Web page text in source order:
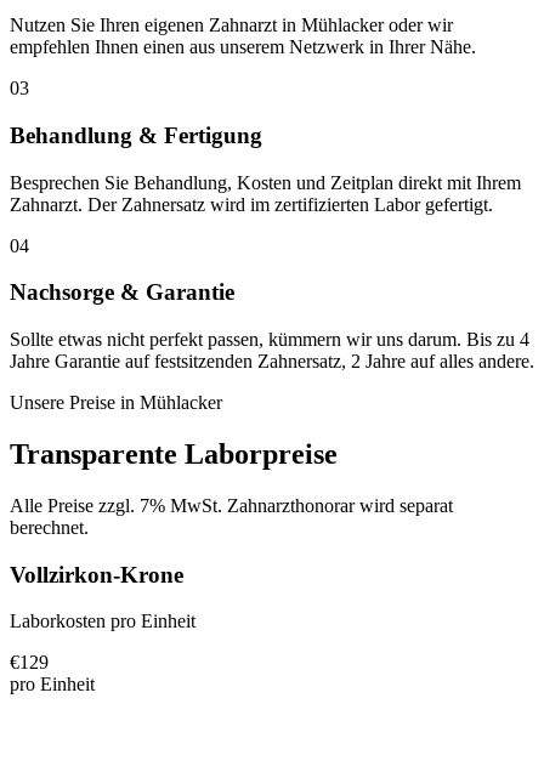
Nutzen Sie Ihren eigenen Zahnarzt in Mühlacker oder wir
empfehlen Ihnen einen aus unserem Netzwerk in Ihrer Nähe.
03
Behandlung & Fertigung
Besprechen Sie Behandlung, Kosten und Zeitplan direkt mit Ihrem
Zahnarzt. Der Zahnersatz wird im zertifizierten Labor gefertigt.
04
Nachsorge & Garantie
Sollte etwas nicht perfekt passen, kümmern wir uns darum. Bis zu 4
Jahre Garantie auf festsitzenden Zahnersatz, 2 Jahre auf alles andere.
Unsere Preise in Mühlacker
Transparente Laborpreise
Alle Preise zzgl. 7% MwSt. Zahnarzthonorar wird separat
berechnet.
Vollzirkon-Krone
Laborkosten pro Einheit
€129
pro Einheit